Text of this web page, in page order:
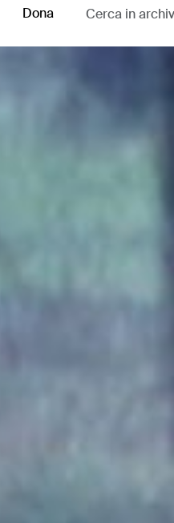
Dona